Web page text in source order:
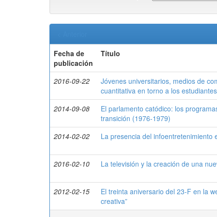
Fecha de
publicación
Título
2016-09-22
Jóvenes universitarios, medios de
cuantitativa en torno a los
2014-09-08
El parlamento catódico: los
transición (1976-1979)
2014-02-02 La presencia del infoentretenimiento
2016-02-10
La televisión y la creación de una
2012-02-15
El treinta aniversario del 23-F en la
creativa”